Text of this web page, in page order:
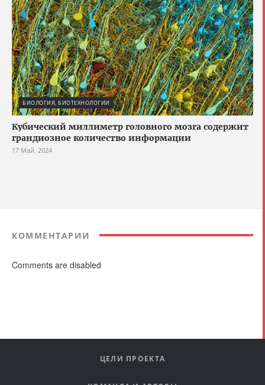
БИОЛОГИЯ, БИОТЕХНОЛОГИИ
Кубический миллиметр головного мозга содержит
грандиозное количество информации
17 Май, 2024
КОММЕНТАРИИ
Comments are disabled
ЦЕЛИ ПРОЕКТА